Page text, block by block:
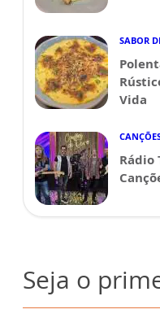
SABOR
Vida
Rádio
Seja o